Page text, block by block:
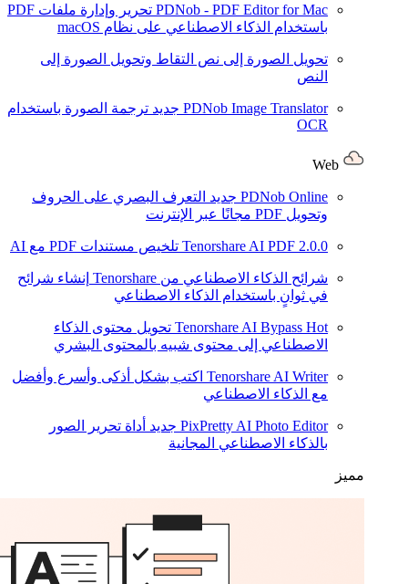
PDNob - PDF Editor for Mac
تحرير وإدارة ملفات PDF
باستخدام الذكاء الاصطناعي على نظام macOS
تحويل الصورة إلى نص التقاط وتحويل الصورة إلى
النص
PDNob Image Translator جديد ترجمة الصورة باستخدام
OCR
PDNob Online جديد التعرف البصري على الحروف
وتحويل PDF مجانًا عبر الإنترنت
Tenorshare AI PDF 2.0.0 تلخيص مستندات PDF مع AI
شرائح الذكاء الاصطناعي من Tenorshare
إنشاء شرائح
في ثوانٍ باستخدام الذكاء الاصطناعي
Tenorshare AI Bypass Hot
تحويل محتوى الذكاء
الاصطناعي إلى محتوى شبيه بالمحتوى البشري
Tenorshare AI Writer اكتب بشكل أذكى وأسرع وأفضل
مع الذكاء الاصطناعي
PixPretty AI Photo Editor جديد أداة تحرير الصور
بالذكاء الاصطناعي المجانية
مميز